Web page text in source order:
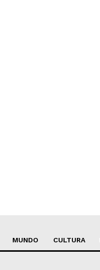
MUNDO CULTURA